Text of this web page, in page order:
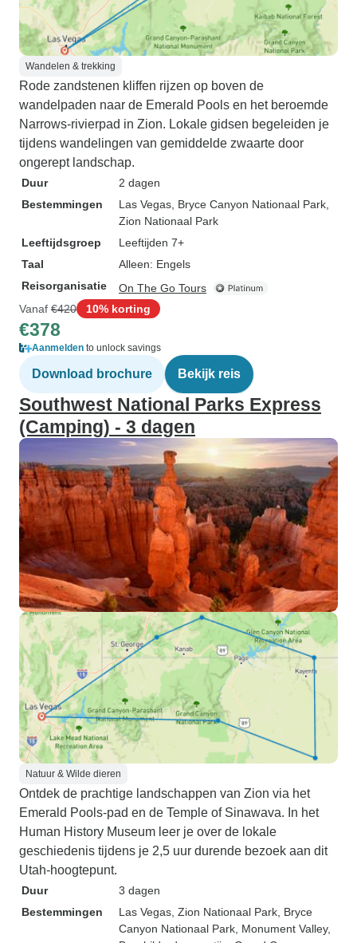
Wandelen & trekking
Rode zandstenen kliffen rijzen op boven de
wandelpaden naar de Emerald Pools en het beroemde
Narrows-rivierpad in Zion. Lokale gidsen begeleiden je
tijdens wandelingen van gemiddelde zwaarte door
ongerept landschap.
Duur
2 dagen
Bestemmingen
Las Vegas , Bryce Canyon Nationaal Park
Zion Nationaal Park
Leeftijdsgroep
Leeftijden 7+
Taal
Alleen: Engels
Reisorganisatie
On The Go Tours
Vanaf €420 10% korting
€378
Aanmelden to unlock savings
Download brochure Bekijk reis
Southwest National Parks Express
(Camping) - 3 dagen
Natuur & Wilde dieren
Ontdek de prachtige landschappen van Zion via het
Emerald Pools-pad en de Temple of Sinawava. In het
Human History Museum leer je over de lokale
geschiedenis tijdens je 2,5 uur durende bezoek aan dit
Utah-hoogtepunt.
Duur
3 dagen
Bestemmingen
Las Vegas , Zion Nationaal Park , Bryce
Canyon Nationaal Park , Monument Valley,